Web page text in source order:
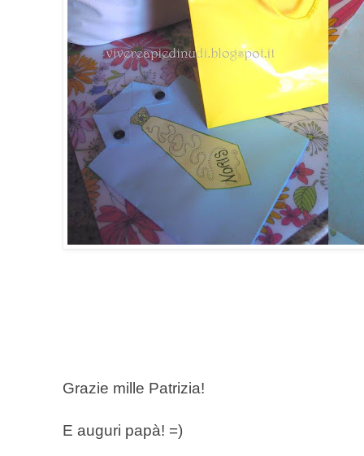
Grazie mille Patrizia!
E auguri papà! =)